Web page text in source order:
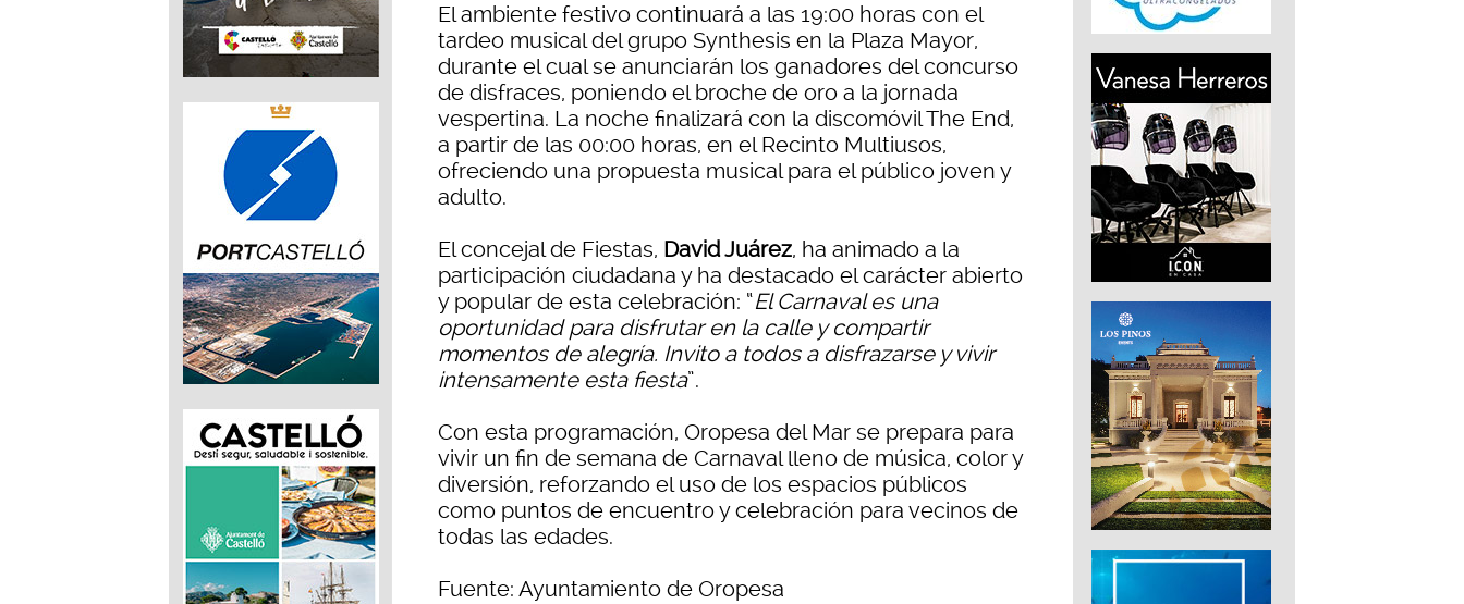
El ambiente festivo continuará a las 19:00 horas con el
tardeo musical del grupo Synthesis en la Plaza Mayor,
durante el cual se anunciarán los ganadores del concurso
de disfraces, poniendo el broche de oro a la jornada
vespertina. La noche finalizará con la discomóvil The End,
a partir de las 00:00 horas, en el Recinto Multiusos,
ofreciendo una propuesta musical para el público joven y
adulto.
El concejal de Fiestas, David Juárez, ha animado a la
participación ciudadana y ha destacado el carácter abierto
y popular de esta celebración: “El Carnaval es una
oportunidad para disfrutar en la calle y compartir
momentos de alegría. Invito a todos a disfrazarse y vivir
intensamente esta fiesta”.
Con esta programación, Oropesa del Mar se prepara para
vivir un fin de semana de Carnaval lleno de música, color y
diversión, reforzando el uso de los espacios públicos
como puntos de encuentro y celebración para vecinos de
todas las edades.
Fuente: Ayuntamiento de Oropesa